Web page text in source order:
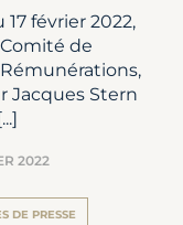
février 2022,
de
Jacques Stern
2022
DE PRESSE